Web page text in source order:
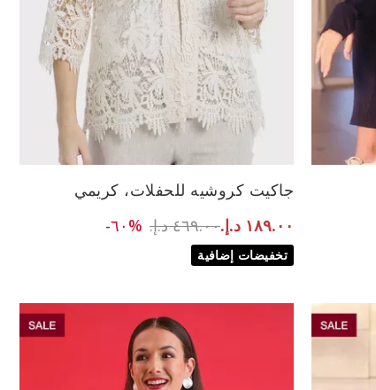
42
جاكيت كروشيه للحفلات، كريمي
١٨٩.٠٠ د.إ.‏
Price reduced from
٤٦٩.٠٠ د.إ.‏ to ١٨٩.٠٠ د.إ.‏%٦٠-
تخفيضات إضافية